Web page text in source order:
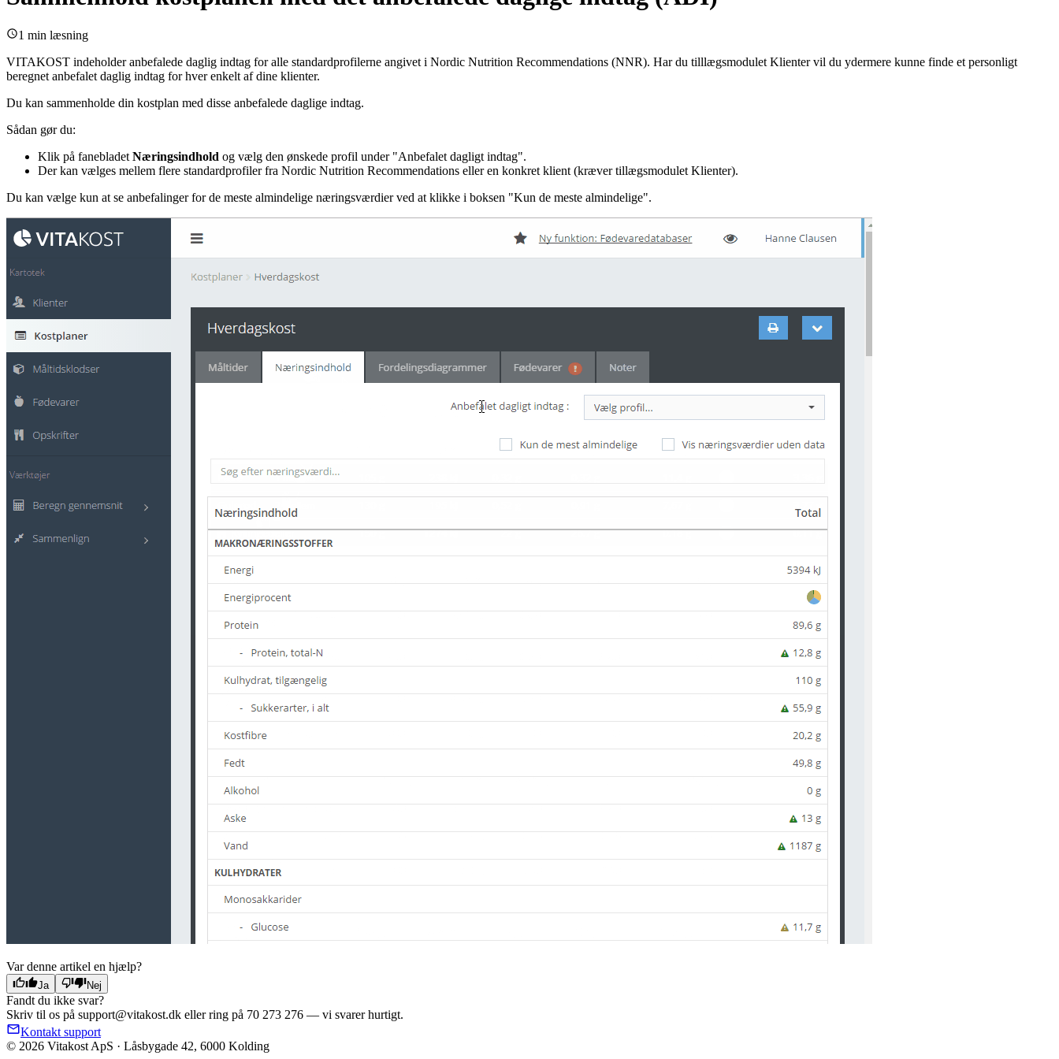
1 min læsning
VITAKOST indeholder anbefalede daglig indtag for alle standardprofilerne angivet i Nordic Nutrition Recommendations (NNR). Har du tilllægsmodulet Klienter vil du ydermere kunne finde et personligt
beregnet anbefalet daglig indtag for hver enkelt af dine klienter.
Du kan sammenholde din kostplan med disse anbefalede daglige indtag.
Sådan gør du:
Klik på fanebladet Næringsindhold og vælg den ønskede profil under "Anbefalet dagligt indtag".
Der kan vælges mellem flere standardprofiler fra Nordic Nutrition Recommendations eller en konkret klient (kræver tillægsmodulet Klienter).
Du kan vælge kun at se anbefalinger for de meste almindelige næringsværdier ved at klikke i boksen "Kun de meste almindelige".
Var denne artikel en hjælp?
Ja Nej
Fandt du ikke svar?
Skriv til os på support@vitakost.dk eller ring på 70 273 276 — vi svarer hurtigt.
Kontakt support
© 2026 Vitakost ApS · Låsbygade 42, 6000 Kolding